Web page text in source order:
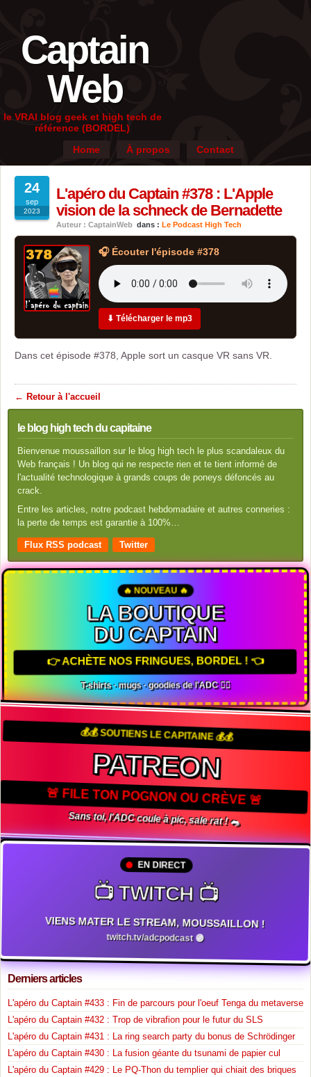
Captain
Web
le VRAI blog geek et high tech de
référence (BORDEL)
Home
À propos Contact
24
sep
2023
L'apéro du Captain #378 : L'Apple
vision de la schneck de Bernadette
Auteur : CaptainWeb dans : Le Podcast High Tech
🎧 Écouter l'épisode #378
⬇ Télécharger le mp3
Dans cet épisode #378, Apple sort un casque VR sans VR.
← Retour à l'accueil
le blog high tech du capitaine
Bienvenue moussaillon sur le blog high tech le plus scandaleux du
Web français ! Un blog qui ne respecte rien et te tient informé de
l'actualité technologique à grands coups de poneys défoncés au
crack.
Entre les articles, notre podcast hebdomadaire et autres conneries :
la perte de temps est garantie à 100%…
Flux RSS podcast Twitter
🔥 NOUVEAU 🔥
LA BOUTIQUE
DU CAPTAIN
👉 ACHÈTE NOS FRINGUES, BORDEL ! 👈
T-shirts · mugs · goodies de l'ADC 🏴‍☠️
💰💰 SOUTIENS LE CAPITAINE 💰💰
PATREON
🚨 FILE TON POGNON OU CRÈVE 🚨
Sans toi, l'ADC coule à pic, sale rat ! 🐀
EN DIRECT
📺 TWITCH 📺
VIENS MATER LE STREAM, MOUSSAILLON !
twitch.tv/adcpodcast 🟣
Derniers articles
L'apéro du Captain #433 : Fin de parcours pour l'oeuf Tenga du metaverse
L'apéro du Captain #432 : Trop de vibrafion pour le futur du SLS
L'apéro du Captain #431 : La ring search party du bonus de Schrödinger
L'apéro du Captain #430 : La fusion géante du tsunami de papier cul
L'apéro du Captain #429 : Le PQ-Thon du templier qui chiait des briques